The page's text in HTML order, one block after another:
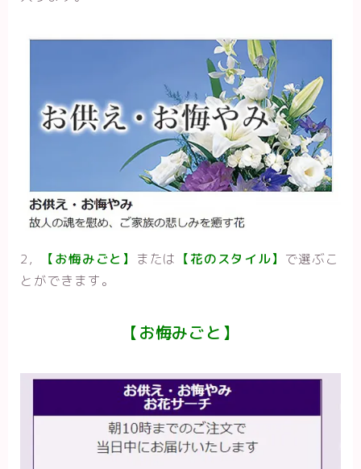
2， 【お悔みごと 】 または 【花のスタイル】 で選ぶこ
とができます。
【お悔みごと 】